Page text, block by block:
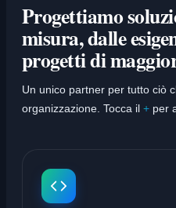
Progettiamo
misura, dalle
progetti di
Un unico partner per tutto ciò
organizzazione. Tocca il + per